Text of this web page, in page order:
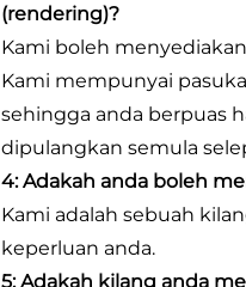
(rendering)?
Kami boleh
Kami mempunyai
sehingga anda berpuas
dipulangkan semula
4: Adakah anda boleh
Kami adalah sebuah
keperluan anda.
5: Adakah kilang anda